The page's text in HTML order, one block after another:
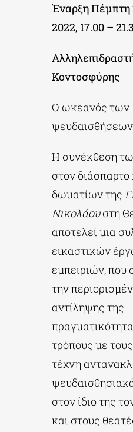
ΕΚΔΗΛΩΣΕΙΣ
Έναρξη Πέμπτη
2022, 17.00 –
Κοντοσφύρης
Ο ωκεανός των
ψευδαισθήσεων
Η συνέκθεση
στον
δωματίων της
Νικολάουστη
αποτελεί μια
εικαστικών
εμπειριών, που
την
αντίληψης της
τρόπους με
τέχνη
στον ίδιο της
και στους